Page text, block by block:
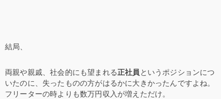
結局、
両親や親戚、社会的にも望まれる正社員 というポジションにつ
いたのに、失ったものの方がはるかに大きかったんですよね。
フリーターの時よりも数万円収入が増えただけ。